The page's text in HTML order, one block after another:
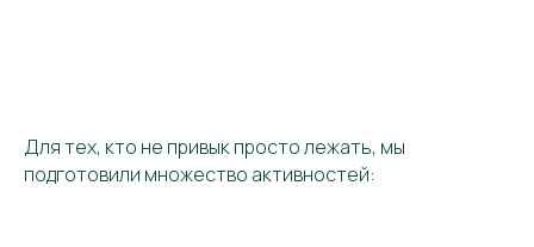
Для тех, кто не привык просто лежать, мы
подготовили множество активностей: